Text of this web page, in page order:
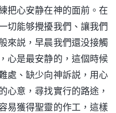
把心安静在神的面前。在
切能够攪擾我們、讓我們
來説，早晨我們還没接觸
心是最安静的，這個時候
處、缺少向神訴説，用心
心意，尋找實行的路途，
易獲得聖靈的作工，這樣